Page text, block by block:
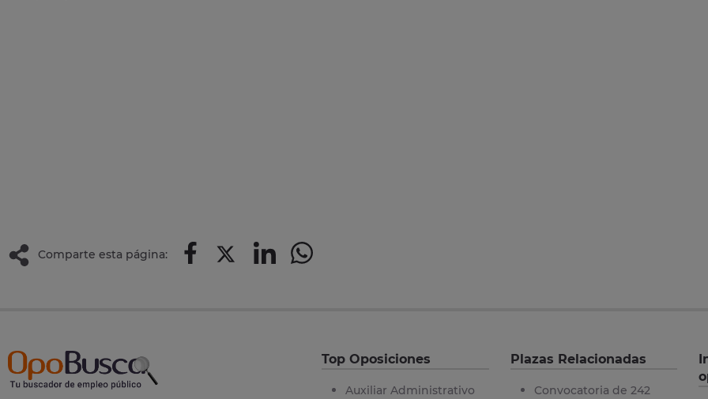
Comparte esta página:
Top Oposiciones
Auxiliar Administrativo
Plazas Relacionadas
Convocatoria de 242